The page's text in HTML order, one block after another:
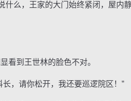
么，王家的大门始终紧闭，屋内
到王世林的脸色不对。
，请你松开，我还要巡逻院区！”